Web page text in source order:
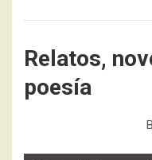
Relatos,
poesía